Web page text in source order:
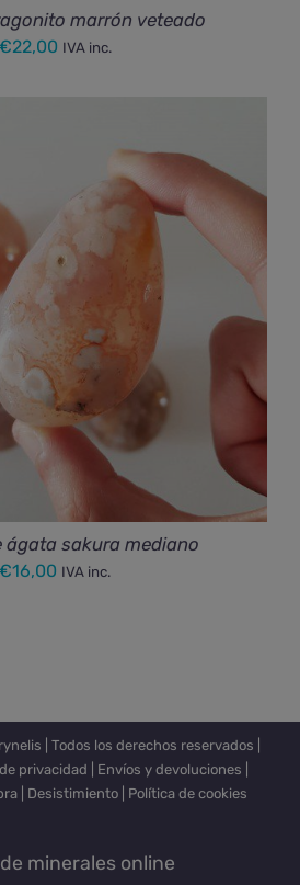
marrón veteado
€22,00 IVA inc.
ágata sakura mediano
€16,00 IVA inc.
| Todos los derechos reservados |
privacidad Envíos y devoluciones
| Desistimiento| Política de cookies
minerales online